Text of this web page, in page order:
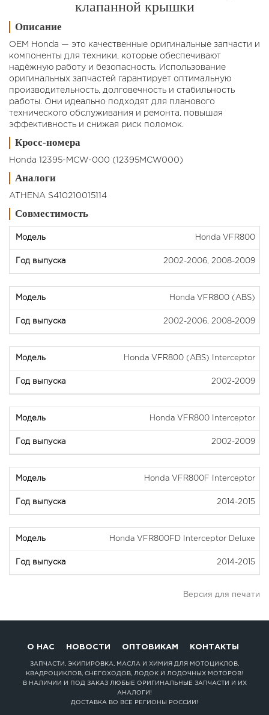
клапанной крышки
Описание
OEM Honda — это качественные оригинальные запчасти и
компоненты для техники, которые обеспечивают
надёжную работу и безопасность. Использование
оригинальных запчастей гарантирует оптимальную
производительность, долговечность и стабильность
работы. Они идеально подходят для планового
технического обслуживания и ремонта, повышая
эффективность и снижая риск поломок.
Кросс-номера
Honda 12395-MCW-000 (12395MCW000)
Аналоги
ATHENA S410210015114
Совместимость
Honda VFR800
2002-2006, 2008-2009
Honda VFR800 (ABS)
2002-2006, 2008-2009
Honda VFR800 (ABS) Interceptor
2002-2009
Honda VFR800 Interceptor
2002-2009
Honda VFR800F Interceptor
2014-2015
Honda VFR800FD Interceptor Deluxe
2014-2015
Версия для печати
О НАС НОВОСТИ ОПТОВИКАМ КОНТАКТЫ
ЗАПЧАСТИ, ЭКИПИРОВКА, МАСЛА И ХИМИЯ ДЛЯ МОТОЦИКЛОВ,
КВАДРОЦИКЛОВ, СНЕГОХОДОВ, ЛОДОК И ЛОДОЧНЫХ МОТОРОВ!
В НАЛИЧИИ И ПОД ЗАКАЗ ЛЮБЫЕ ОРИГИНАЛЬНЫЕ ЗАПЧАСТИ И ИХ
АНАЛОГИ!
ДОСТАВКА ВО ВСЕ РЕГИОНЫ РОССИИ!